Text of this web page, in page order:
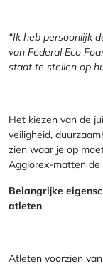
“Ik heb persoonlijk
van Federal Eco
staat te stellen op
Het kiezen van de
veiligheid,
zien waar je op
Agglorex-matten
Belangrijke
atleten
Atleten voorzien